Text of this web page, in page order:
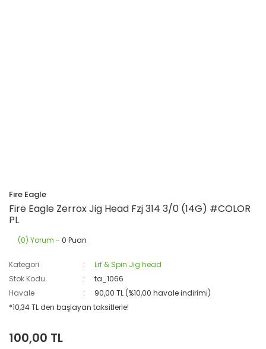
Fire Eagle
Fire Eagle Zerrox Jig Head Fzj 314 3/0 (14G) #COLOR
PL
(0) Yorum - 0 Puan
Kategori
Lrf & Spin Jig head
Stok Kodu
ta_1066
Havale
90,00 TL (%10,00 havale indirimi)
*10,34 TL den başlayan taksitlerle!
100,00 TL